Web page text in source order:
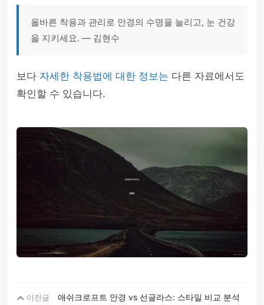
올바른 착용과 관리로 안경의 수명을 늘리고, 눈 건강
을 지키세요. — 김현수
보다 자세한 착용법에 대한 정보는 다른 자료에서도
확인할 수 있습니다.
이전글
애쉬크로프트 안경 vs 선글라스: 스타일 비교 분석